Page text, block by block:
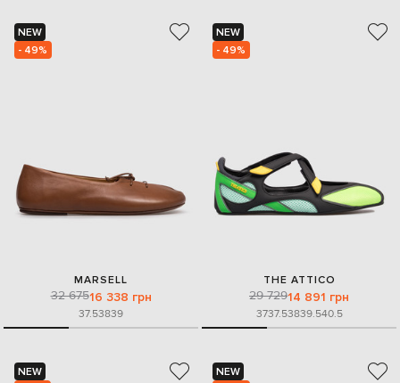
NEW
- 49%
MARSELL
32 67516 338 грн
37.53839
NEW
- 49%
THE ATTICO
29 72914 891 грн
3737.53839.540.5
NEW
NEW